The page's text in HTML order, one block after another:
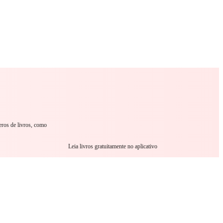
de livros, como
Leia livros gratuitamente no aplicativo